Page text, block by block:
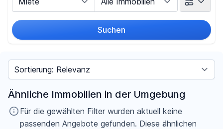
Suchen
Preis
Sortieren nach
Ähnliche Immobilien in der Umgebung
Für die gewählten Filter wurden aktuell keine
passenden Angebote gefunden. Diese ähnlichen